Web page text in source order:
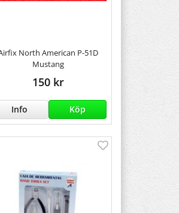
North American P-51D
Mustang
150 kr
Info Köp